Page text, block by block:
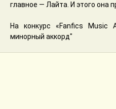
главное — Лайта. И этого она
На конкурс «Fanfics Music
минорный аккорд"